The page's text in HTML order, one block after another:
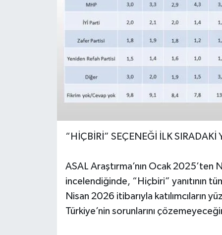
“HİÇBİRİ” SEÇENEĞİ İLK SIRADAKİ
ASAL Araştırma’nın Ocak 2025’ten
incelendiğinde, “Hiçbiri” yanıtının
Nisan 2026 itibarıyla katılımcıların
Türkiye’nin sorunlarını